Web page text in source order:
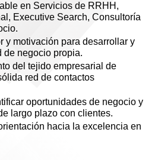
en Servicios de RRHH,
Executive Search, Consultoría
y motivación para desarrollar y
de negocio propia.
del tejido empresarial de
red de contactos
oportunidades de negocio y
largo plazo con clientes.
hacia la excelencia en